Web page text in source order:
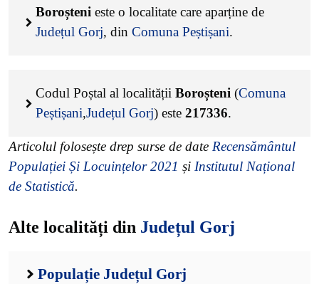
Boroșteni este o localitate care aparține de
Județul Gorj, din Comuna Peștișani.
Codul Poștal al localității Boroșteni (Comuna
Peștișani,Județul Gorj) este 217336.
Articolul folosește drep surse de date Recensământul
Populației Și Locuințelor 2021 și Institutul Național
de Statistică.
Alte localități din Județul Gorj
Populație Județul Gorj